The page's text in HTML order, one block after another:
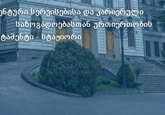
სერვისებისა და კარიერული
საზოგადოებასთან ურთიერთობის
- სტაჟიორი